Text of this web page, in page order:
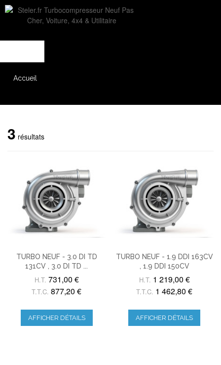
Accueil
3 résultats
TURBO NEUF - 3.0 DI TD
131CV , 3.0 DI TD ...
H.T. 731,00 €
T.T.C. 877,20 €
AFFICHER DÉTAILS
TURBO NEUF - 1.9 DDI 163CV
, 1.9 DDI 150CV
H.T. 1 219,00 €
T.T.C. 1 462,80 €
AFFICHER DÉTAILS